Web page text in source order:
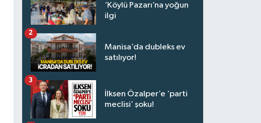
‘Köylü Pazarı’na yoğun
ilgi
Manisa’da dubleks ev
satılıyor!
2
İlksen Özalper’e ‘parti
meclisi’ şoku!
3